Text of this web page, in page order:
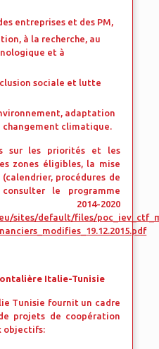
entreprises et des PM,
à la recherche, au
et à
sociale et lutte
adaptation
climatique.
sur les priorités et les
zones éligibles, la mise
procédures de
le programme
2014-2020
sites/default/files/
Italie-Tunisie
Tunisie fournit un cadre
projets de coopération
objectifs: